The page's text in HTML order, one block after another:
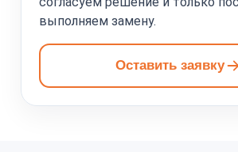
выполняем замену.
Оставить заявку